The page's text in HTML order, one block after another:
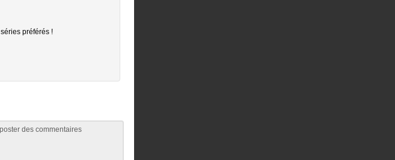
préférés !
des commentaires